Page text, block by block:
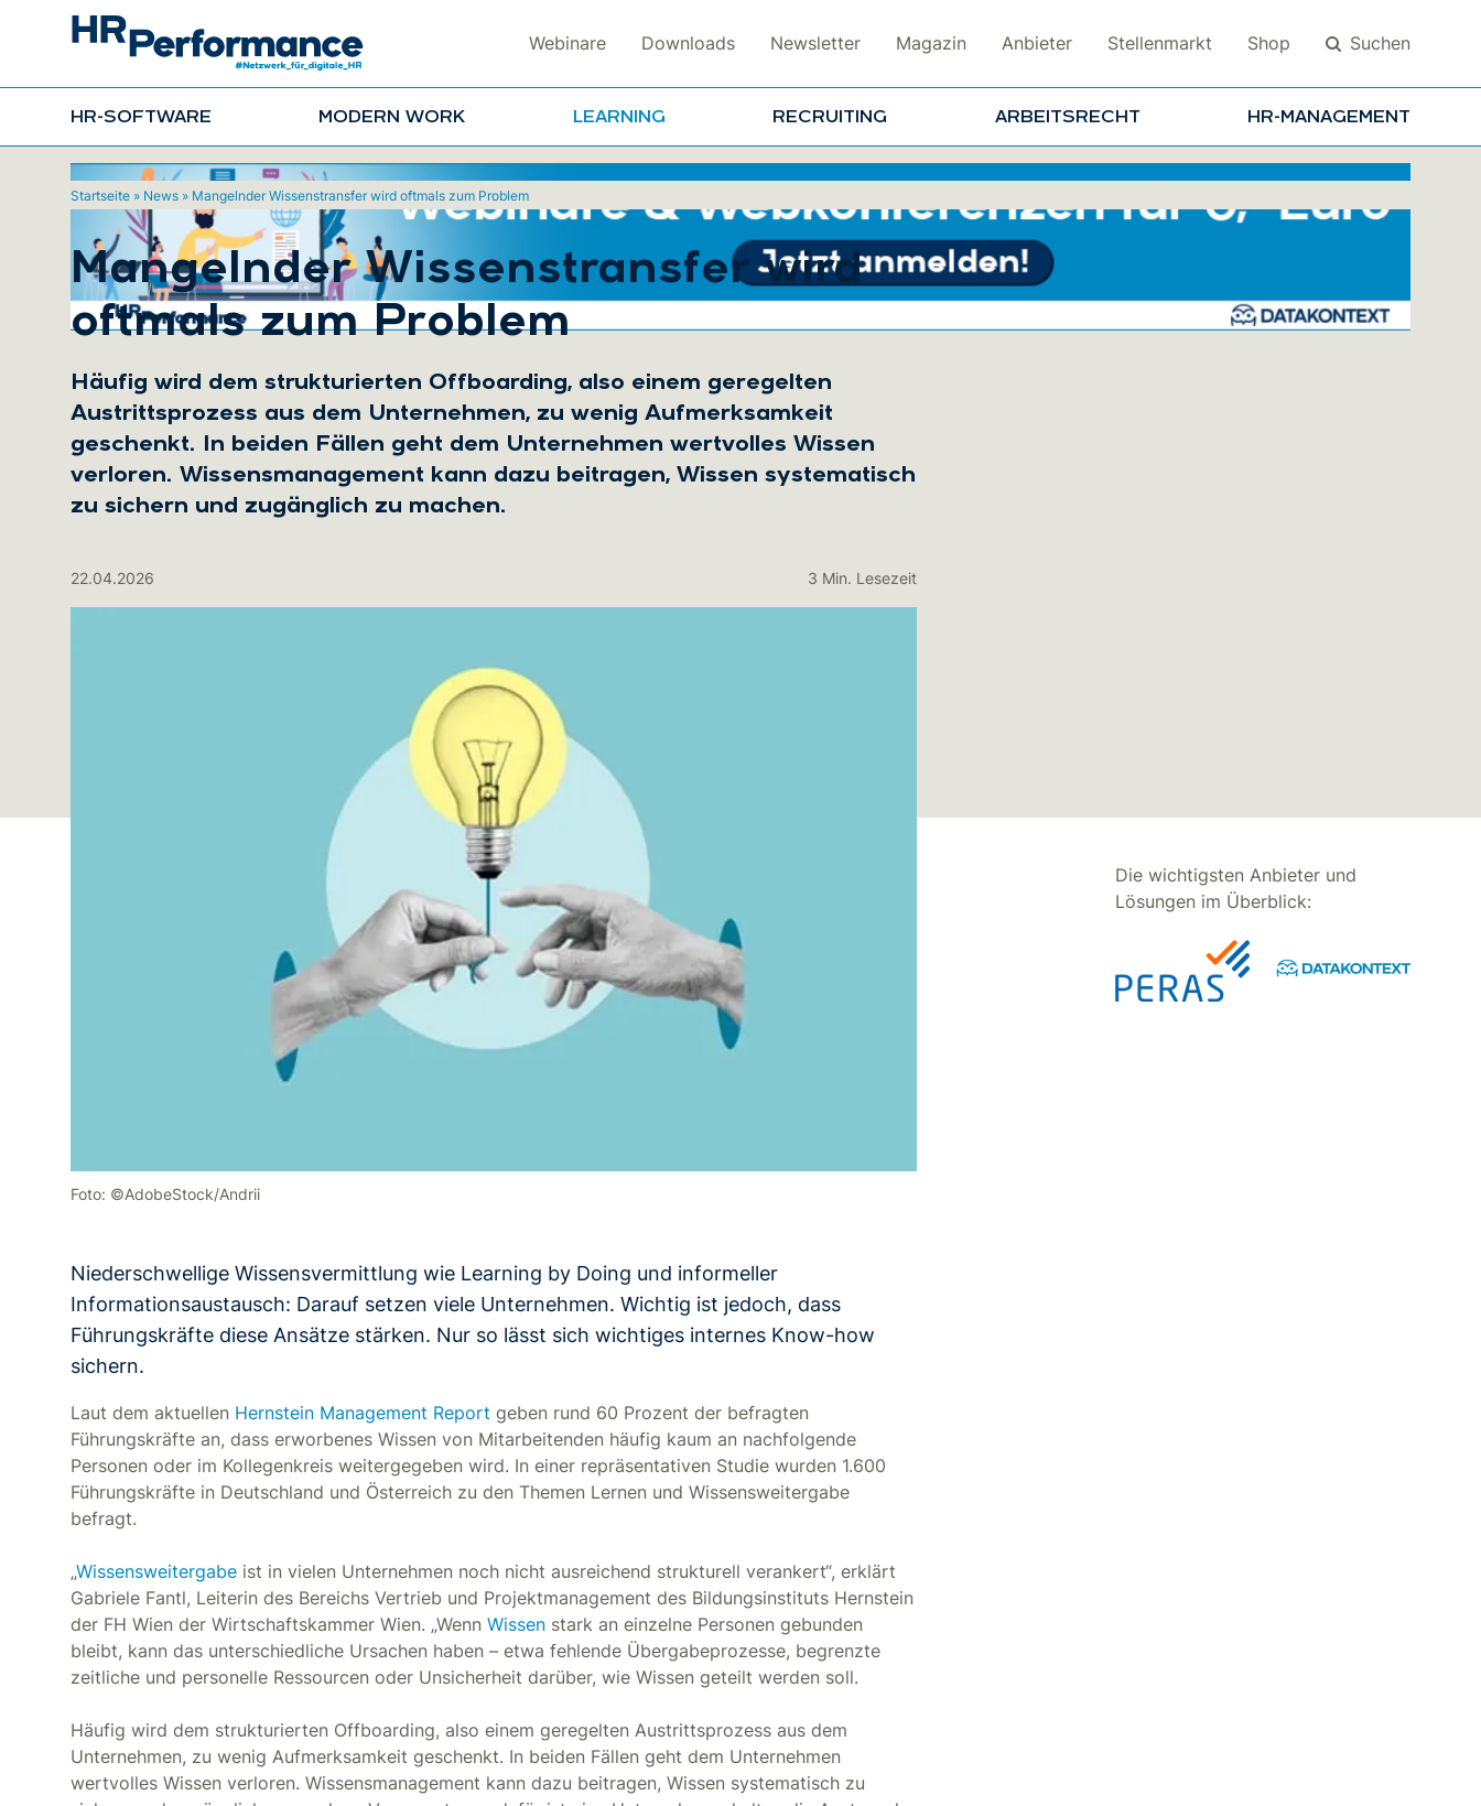
Webinare Downloads Newsletter Magazin Anbieter Stellenmarkt Shop Suchen
HR-SOFTWARE MODERN WORK LEARNING RECRUITING ARBEITSRECHT HR-MANAGEMENT
Startseite » News » Mangelnder Wissenstransfer wird oftmals zum Problem
Mangelnder Wissenstransfer wird
oftmals zum Problem
Häufig wird dem strukturierten Offboarding, also einem geregelten
Austrittsprozess aus dem Unternehmen, zu wenig Aufmerksamkeit
geschenkt. In beiden Fällen geht dem Unternehmen wertvolles Wissen
verloren. Wissensmanagement kann dazu beitragen, Wissen systematisch
zu sichern und zugänglich zu machen.
22.04.2026 3 Min. Lesezeit
Foto: ©AdobeStock/Andrii
Niederschwellige Wissensvermittlung wie Learning by Doing und informeller
Informationsaustausch: Darauf setzen viele Unternehmen. Wichtig ist jedoch, dass
Führungskräfte diese Ansätze stärken. Nur so lässt sich wichtiges internes Know-how
sichern.
Laut dem aktuellen Hernstein Management Report geben rund 60 Prozent der befragten
Führungskräfte an, dass erworbenes Wissen von Mitarbeitenden häufig kaum an nachfolgende
Personen oder im Kollegenkreis weitergegeben wird. In einer repräsentativen Studie wurden 1.600
Führungskräfte in Deutschland und Österreich zu den Themen Lernen und Wissensweitergabe
befragt.
„Wissensweitergabe ist in vielen Unternehmen noch nicht ausreichend strukturell verankert“, erklärt
Gabriele Fantl, Leiterin des Bereichs Vertrieb und Projektmanagement des Bildungsinstituts Hernstein
der FH Wien der Wirtschaftskammer Wien. „Wenn Wissen stark an einzelne Personen gebunden
bleibt, kann das unterschiedliche Ursachen haben – etwa fehlende Übergabeprozesse, begrenzte
zeitliche und personelle Ressourcen oder Unsicherheit darüber, wie Wissen geteilt werden soll.
Häufig wird dem strukturierten Offboarding, also einem geregelten Austrittsprozess aus dem
Unternehmen, zu wenig Aufmerksamkeit geschenkt. In beiden Fällen geht dem Unternehmen
wertvolles Wissen verloren. Wissensmanagement kann dazu beitragen, Wissen systematisch zu
Die wichtigsten Anbieter und
Lösungen im Überblick: